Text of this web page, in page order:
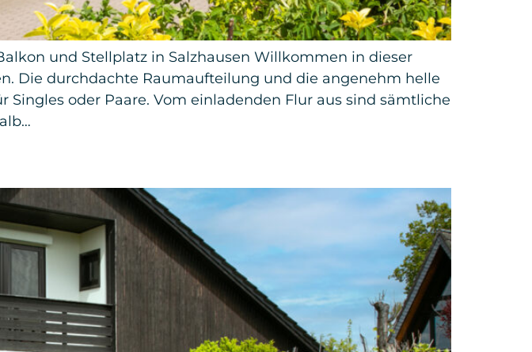
und Stellplatz in Salzhausen Willkommen in dieser
Die durchdachte Raumaufteilung und die angenehm helle
oder Paare. Vom einladenden Flur aus sind sämtliche